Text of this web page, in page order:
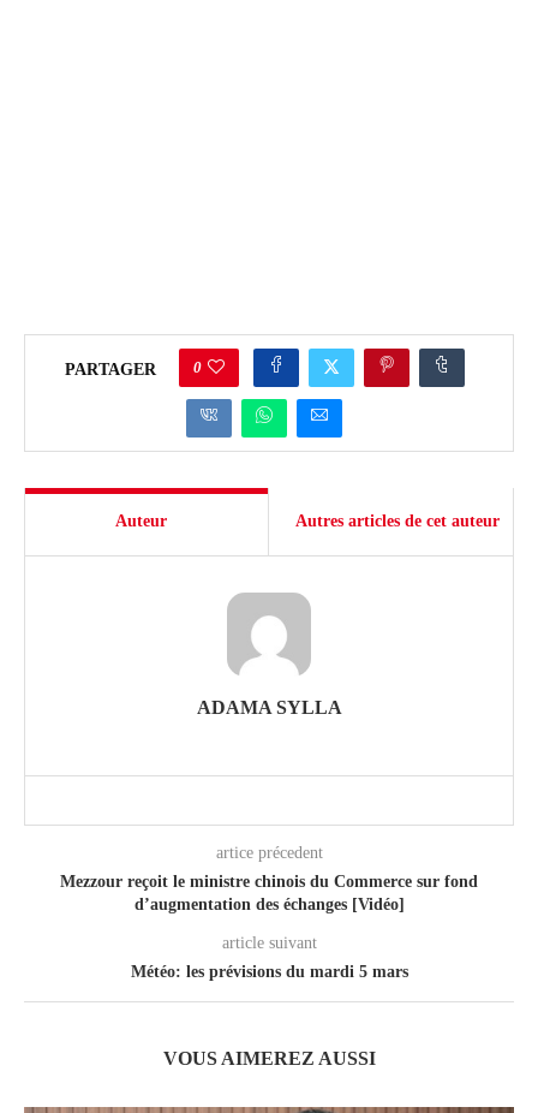
PARTAGER 0
Auteur Autres articles de cet auteur
ADAMA SYLLA
artice précedent
Mezzour reçoit le ministre chinois du Commerce sur fond
d’augmentation des échanges [Vidéo]
article suivant
Météo: les prévisions du mardi 5 mars
VOUS AIMEREZ AUSSI